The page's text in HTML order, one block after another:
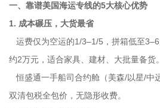
一、靠谱美国海运专线的5大核心优势
1. 成本碾压，大货最省
运费仅为空运的1/3–1/5，拼箱低至3–6
约2万元，适合家具、建材、大批量备货。
恒盛通一手船司合约舱（美森/以星/中
双清包税全包价，无隐形收费。